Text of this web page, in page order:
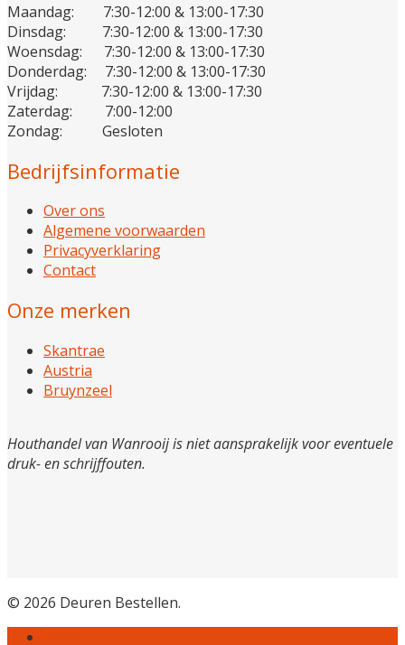
Maandag: 7:30-12:00 & 13:00-17:30
Dinsdag: 7:30-12:00 & 13:00-17:30
Woensdag: 7:30-12:00 & 13:00-17:30
Donderdag: 7:30-12:00 & 13:00-17:30
Vrijdag: 7:30-12:00 & 13:00-17:30
Zaterdag: 7:00-12:00
Zondag: Gesloten
Bedrijfsinformatie
Over ons
Algemene voorwaarden
Privacyverklaring
Contact
Onze merken
Skantrae
Austria
Bruynzeel
Houthandel van Wanrooij is niet aansprakelijk voor eventuele
druk- en schrijffouten.
© 2026 Deuren Bestellen.